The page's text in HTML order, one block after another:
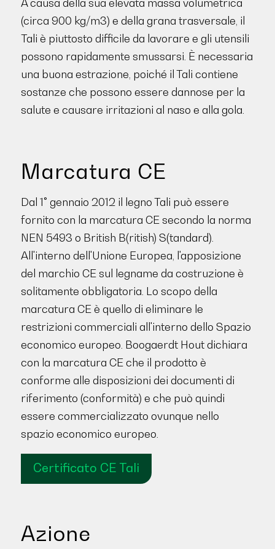
A causa della sua elevata massa volumetrica
(circa 900 kg/m3) e della grana trasversale, il
Tali è piuttosto difficile da lavorare e gli utensili
possono rapidamente smussarsi. È necessaria
una buona estrazione, poiché il Tali contiene
sostanze che possono essere dannose per la
salute e causare irritazioni al naso e alla gola.
Marcatura CE
Dal 1° gennaio 2012 il legno Tali può essere
fornito con la marcatura CE secondo la norma
NEN 5493 o British B(ritish) S(tandard).
All'interno dell'Unione Europea, l'apposizione
del marchio CE sul legname da costruzione è
solitamente obbligatoria. Lo scopo della
marcatura CE è quello di eliminare le
restrizioni commerciali all'interno dello Spazio
economico europeo. Boogaerdt Hout dichiara
con la marcatura CE che il prodotto è
conforme alle disposizioni dei documenti di
riferimento (conformità) e che può quindi
essere commercializzato ovunque nello
spazio economico europeo.
Certificato CE Tali
Azione